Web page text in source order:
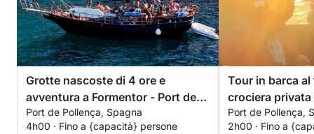
Grotte nascoste di 4 ore e
avventura a Formentor - Port de
Pollença
Port de Pollença, Spagna
4h00 · Fino a {capacità} persone
Tour in barca
crociera privata
Pollença
Port de Pollença,
2h00 · Fino a